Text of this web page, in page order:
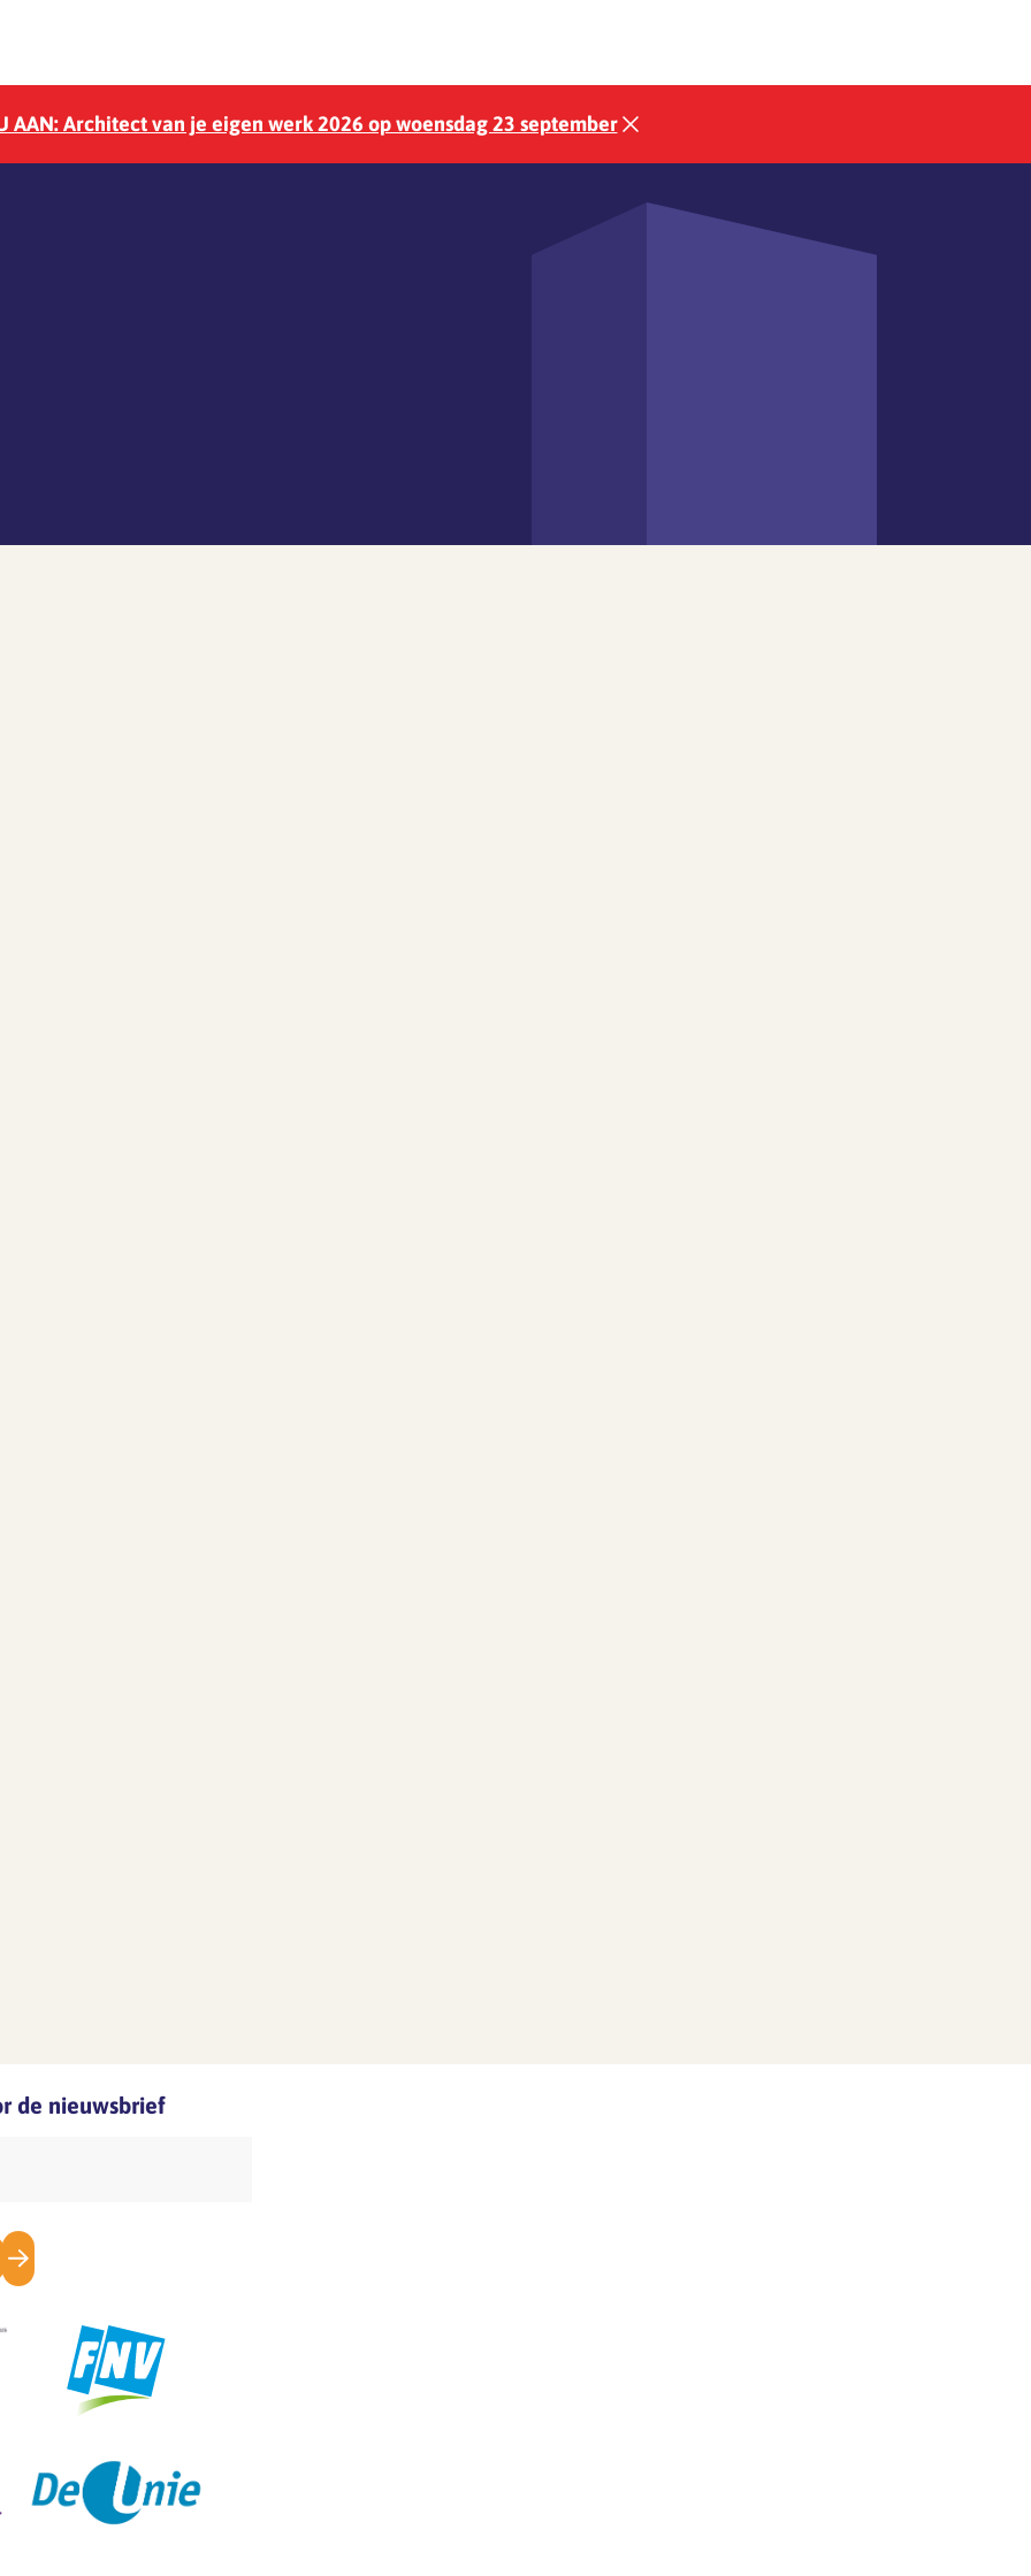
AAN: Architect van je eigen werk 2026 op woensdag 23 september
de nieuwsbrief